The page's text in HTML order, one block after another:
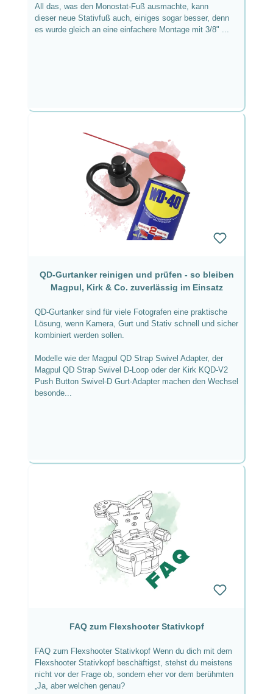
All das, was den Monostat-Fuß ausmachte, kann
dieser neue Stativfuß auch, einiges sogar besser, denn
es wurde gleich an eine einfachere Montage mit 3/8" ...
QD-Gurtanker reinigen und prüfen - so bleiben
Magpul, Kirk & Co. zuverlässig im Einsatz
QD-Gurtanker sind für viele Fotografen eine praktische
Lösung, wenn Kamera, Gurt und Stativ schnell und sicher
kombiniert werden sollen.
Modelle wie der Magpul QD Strap Swivel Adapter, der
Magpul QD Strap Swivel D-Loop oder der Kirk KQD-V2
Push Button Swivel-D Gurt-Adapter machen den Wechsel
besonde...
FAQ zum Flexshooter Stativkopf
FAQ zum Flexshooter Stativkopf Wenn du dich mit dem
Flexshooter Stativkopf beschäftigst, stehst du meistens
nicht vor der Frage ob, sondern eher vor dem berühmten
„Ja, aber welchen genau?